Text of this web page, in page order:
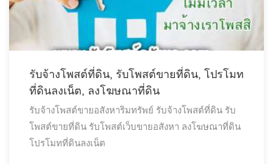
รับจ้างโพสต์ที่ดิน, รับโพสต์ขายที่ดิน, โปรโมท
ที่ดินลงเน็ต, ลงโฆษณาที่ดิน
รับจ้างโพสต์ขายอสังหาริมทรัพย์ รับจ้างโพสต์ที่ดิน รับ
โพสต์ขายที่ดิน รับโพสต์เว็บขายอสังหา ลงโฆษณาที่ดิน
โปรโมทที่ดินลงเน็ต